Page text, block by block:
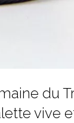
du
vive